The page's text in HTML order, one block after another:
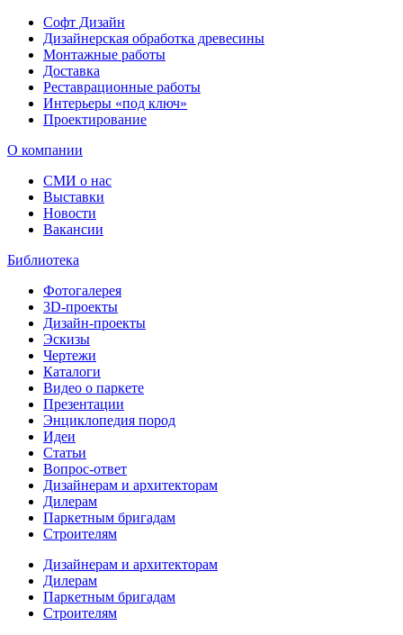
Софт Дизайн
Дизайнерская обработка древесины
Монтажные работы
Доставка
Реставрационные работы
Интерьеры «под ключ»
Проектирование
О компании
СМИ о нас
Выставки
Новости
Вакансии
Библиотека
Фотогалерея
3D-проекты
Дизайн-проекты
Эскизы
Чертежи
Каталоги
Видео о паркете
Презентации
Энциклопедия пород
Идеи
Статьи
Вопрос-ответ
Дизайнерам и архитекторам
Дилерам
Паркетным бригадам
Строителям
Дизайнерам и архитекторам
Дилерам
Паркетным бригадам
Строителям